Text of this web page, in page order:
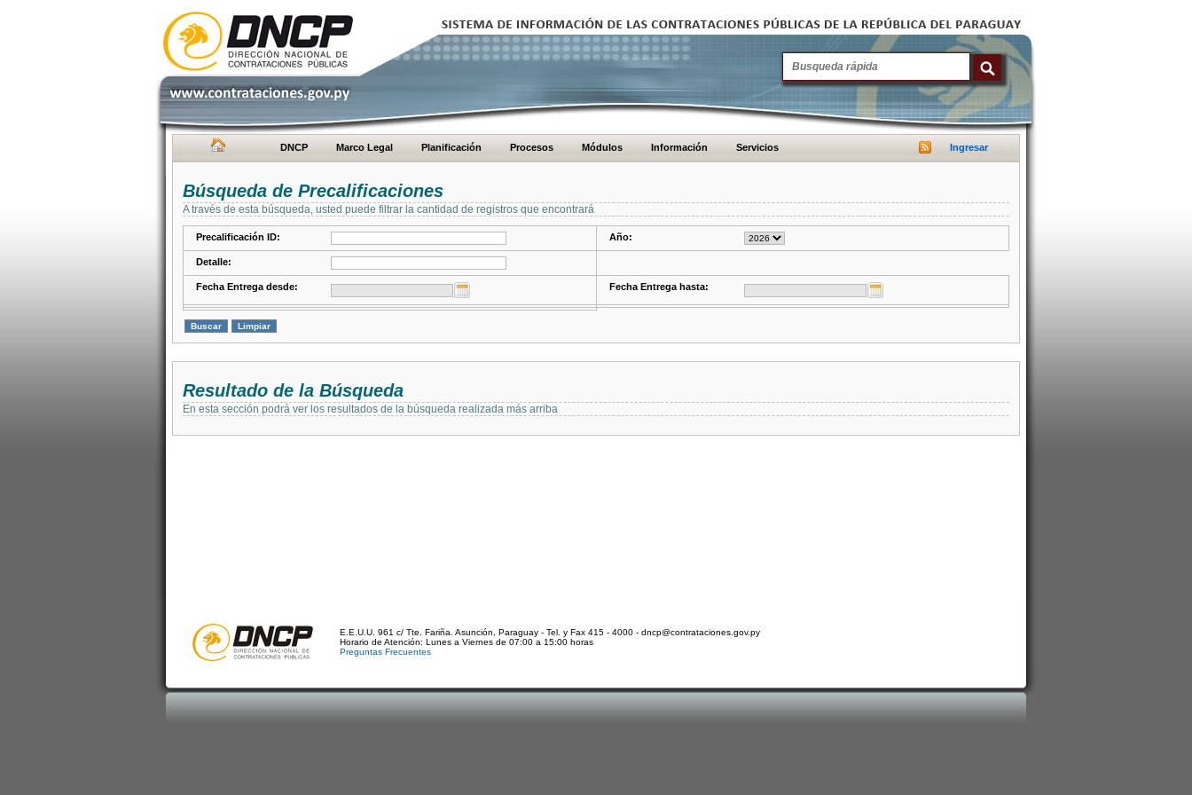
DNCP Marco Legal Planificación Procesos Módulos Información Servicios Ingresar
Búsqueda de Precalificaciones
A través de esta búsqueda, usted puede filtrar la cantidad de registros que encontrará
Precalificación ID: Año:
Detalle:
Fecha Entrega desde: Fecha Entrega hasta:
Resultado de la Búsqueda
En esta sección podrá ver los resultados de la búsqueda realizada más arriba
E.E.U.U. 961 c/ Tte. Fariña. Asunción, Paraguay - Tel. y Fax 415 - 4000 - dncp@contrataciones.gov.py
Horario de Atención: Lunes a Viernes de 07:00 a 15:00 horas
Preguntas Frecuentes